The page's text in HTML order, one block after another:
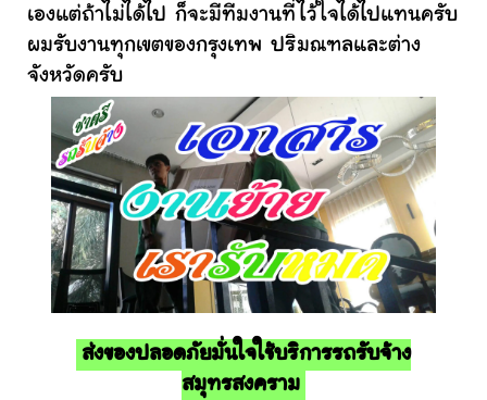
เองแต่ถ้าไม่ได้ไป ก็จะมีทีมงานที่ไว้ใจได้ไปแทนครับ
ผมรับงานทุกเขตของกรุงเทพ ปริมณฑลและต่าง
จังหวัดครับ
ส่งของปลอดภัยมั่นใจใช้บริการรถรับจ้าง
สมุทรสงคราม